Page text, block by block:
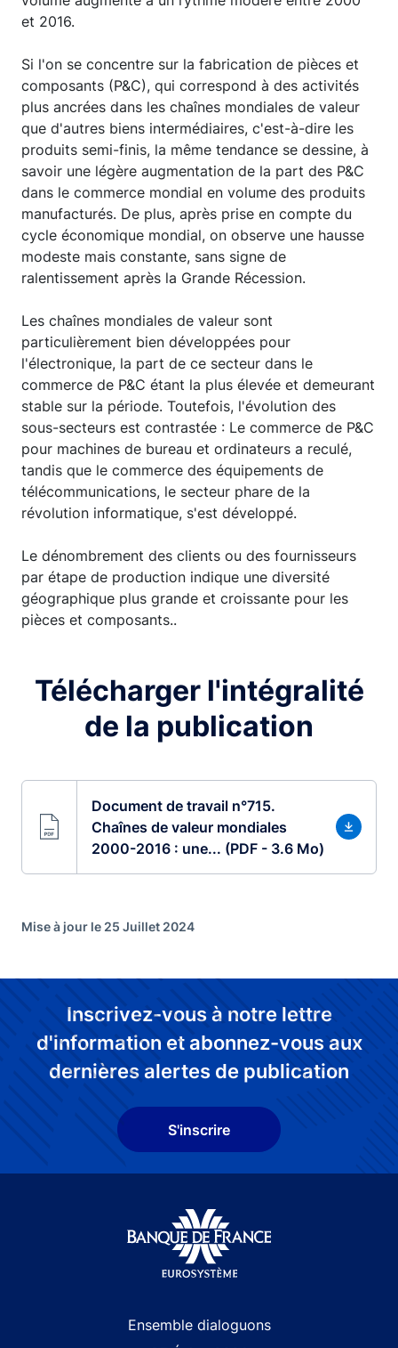
et 2016.
Si l'on se concentre sur la fabrication de pièces et
composants (P&C), qui correspond à des activités
plus ancrées dans les chaînes mondiales de valeur
que d'autres biens intermédiaires, c'est-à-dire les
produits semi-finis, la même tendance se dessine, à
savoir une légère augmentation de la part des P&C
dans le commerce mondial en volume des produits
manufacturés. De plus, après prise en compte du
cycle économique mondial, on observe une hausse
modeste mais constante, sans signe de
ralentissement après la Grande Récession.
Les chaînes mondiales de valeur sont
particulièrement bien développées pour
l'électronique, la part de ce secteur dans le
commerce de P&C étant la plus élevée et demeurant
stable sur la période. Toutefois, l'évolution des
sous-secteurs est contrastée : Le commerce de P&C
pour machines de bureau et ordinateurs a reculé,
tandis que le commerce des équipements de
télécommunications, le secteur phare de la
révolution informatique, s'est développé.
Le dénombrement des clients ou des fournisseurs
par étape de production indique une diversité
géographique plus grande et croissante pour les
pièces et composants..
Télécharger l'intégralité
de la publication
Document de travail n°715.
Chaînes de valeur mondiales
2000-2016 : une... (PDF - 3.6 Mo)
Mise à jour le 25 Juillet 2024
Inscrivez-vous à notre lettre
d'information et abonnez-vous aux
dernières alertes de publication
S'inscrire
Ensemble dialoguons